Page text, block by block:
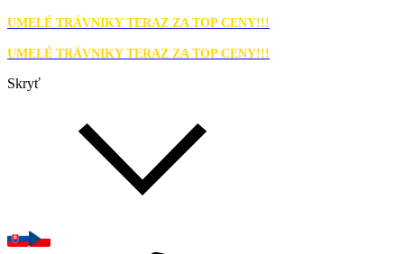
UMELÉ TRÁVNIKY TERAZ ZA TOP CENY!!!
UMELÉ TRÁVNIKY TERAZ ZA TOP CENY!!!
Skryť